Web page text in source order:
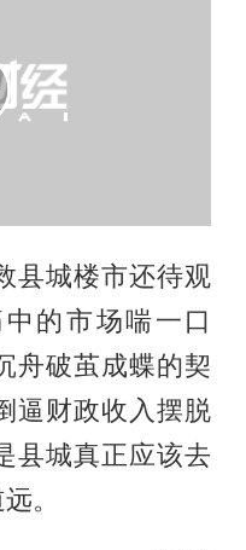
县城楼市还待观
的市场喘一口
舟破茧成蝶的契
逼财政收入摆脱
县城真正应该去
。